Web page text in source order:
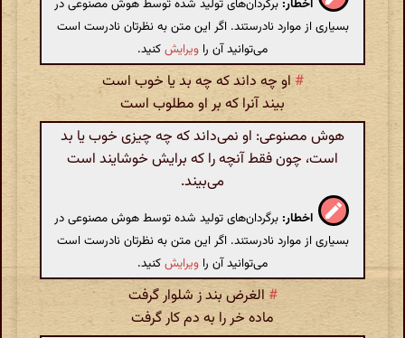
اخطار: برگردان‌های تولید شده توسط هوش مصنوعی در
بسیاری از موارد نادرستند. اگر این متن به نظرتان نادرست است
می‌توانید آن را ویرایشکنید.
# او چه داند که چه بد یا خوب است
بیند آنرا که بر او مطلوب است
هوش مصنوعی: او نمی‌داند که چه چیزی خوب یا بد
است، چون فقط آنچه را که برایش خوشایند است
می‌بیند.
اخطار: برگردان‌های تولید شده توسط هوش مصنوعی در
بسیاری از موارد نادرستند. اگر این متن به نظرتان نادرست است
می‌توانید آن را ویرایشکنید.
# الغرض بند ز شلوار گرفت
ماده خر را به دم کار گرفت